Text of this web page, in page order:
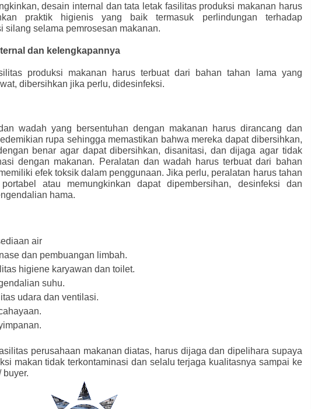
desain internal dan tata letak fasilitas produksi makanan harus
praktik higienis yang baik termasuk perlindungan terhadap
silang selama pemrosesan makanan.
dan kelengkapannya
produksi makanan harus terbuat dari bahan tahan lama yang
dibersihkan jika perlu, didesinfeksi.
wadah yang bersentuhan dengan makanan harus dirancang dan
rupa sehingga memastikan bahwa mereka dapat dibersihkan,
benar agar dapat dibersihkan, disanitasi, dan dijaga agar tidak
dengan makanan. Peralatan dan wadah harus terbuat dari bahan
efek toksik dalam penggunaan. Jika perlu, peralatan harus tahan
atau memungkinkan dapat dipembersihan, desinfeksi dan
hama.
air
dan pembuangan limbah.
higiene karyawan dan toilet.
suhu.
udara dan ventilasi.
perusahaan makanan diatas, harus dijaga dan dipelihara supaya
makan tidak terkontaminasi dan selalu terjaga kualitasnya sampai ke
buyer.